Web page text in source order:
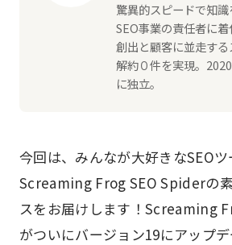
驚異的スピードで知
SEO事業の責任者に
創出と顧客に並走す
解約０件を実現。
に独立。
今回は、みんなが大好きなSEOツ
Screaming Frog SEO Spiderの
スをお届けします！Screaming
がついにバージョン19にアップ